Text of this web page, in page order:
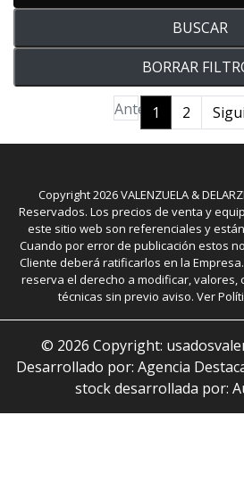
BUSCAR
BORRAR
Anterior
1 2
Copyright2026VALENZUELA &
Reservados. Los precios de venta y
este sitio web son referenciales y
Cuando por error de publicación estos
Cliente deberá ratificarlos en la
reserva el derecho a modificar, valores,
técnicas sin previo aviso. Ver
© 2026 Copyright:
Desarrollado por: Agencia
stock desarrollada por: